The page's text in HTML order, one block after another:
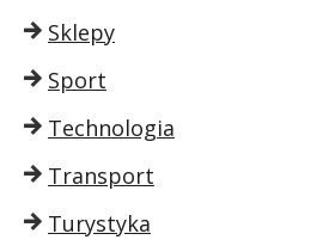
Sklepy
Sport
Technologia
Transport
Turystyka